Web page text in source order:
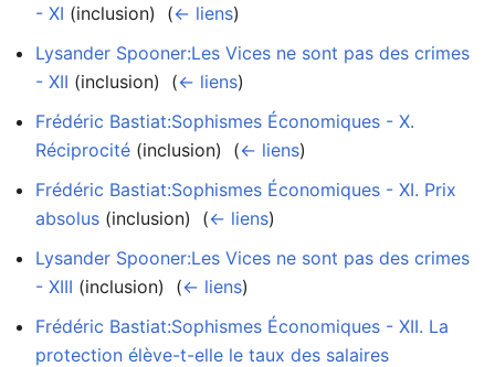
- XI (inclusion) ‎ (← liens)
Lysander Spooner:Les Vices ne sont pas des crimes
- XII (inclusion) ‎ (← liens)
Frédéric Bastiat:Sophismes Économiques - X.
Réciprocité (inclusion) ‎ (← liens)
Frédéric Bastiat:Sophismes Économiques - XI. Prix
absolus (inclusion) ‎ (← liens)
Lysander Spooner:Les Vices ne sont pas des crimes
- XIII (inclusion) ‎ (← liens)
Frédéric Bastiat:Sophismes Économiques - XII. La
protection élève-t-elle le taux des salaires